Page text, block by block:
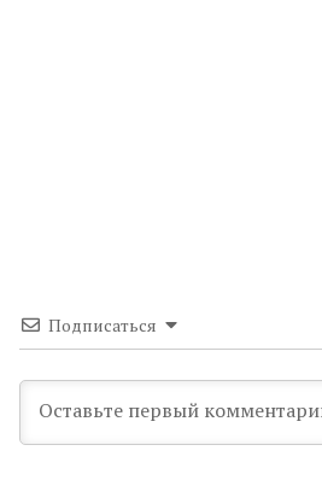
Подписаться